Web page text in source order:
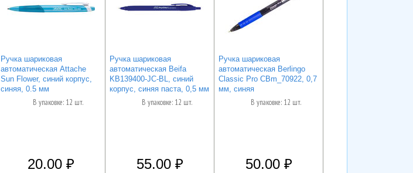
Ручка шариковая
автоматическая Attache
Sun Flower, синий корпус,
синяя, 0.5 мм
В упаковке: 12 шт.
20.00
Ручка шариковая
автоматическая Beifa
KB139400-JC-BL, синий
корпус, синяя паста, 0,5 мм
В упаковке: 12 шт.
55.00
Ручка шариковая
автоматическая Berlingo
Classic Pro CBm_70922, 0,7
мм, синяя
В упаковке: 12 шт.
50.00